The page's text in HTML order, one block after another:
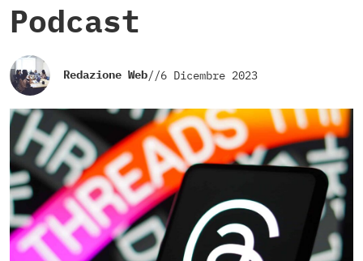
Podcast
Redazione Web//6 Dicembre 2023